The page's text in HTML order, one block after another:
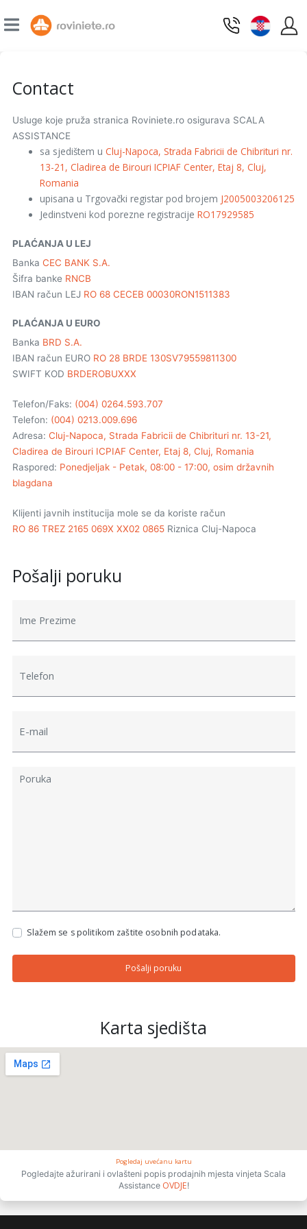
Contact
Usluge koje pruža stranica Roviniete.ro osigurava SCALA
ASSISTANCE
sa sjedištem u Cluj-Napoca, Strada Fabricii de Chibrituri nr.
13-21, Cladirea de Birouri ICPIAF Center, Etaj 8, Cluj,
Romania
upisana u Trgovački registar pod brojem J2005003206125
Jedinstveni kod porezne registracije RO17929585
PLAĆANJA U LEJ
Banka CEC BANK S.A.
Šifra banke RNCB
IBAN račun LEJ RO 68 CECEB 00030RON1511383
PLAĆANJA U EURO
Banka BRD S.A.
IBAN račun EURO RO 28 BRDE 130SV79559811300
SWIFT KOD BRDEROBUXXX
Telefon/Faks: (004) 0264.593.707
Telefon: (004) 0213.009.696
Adresa: Cluj-Napoca, Strada Fabricii de Chibrituri nr. 13-21,
Cladirea de Birouri ICPIAF Center, Etaj 8, Cluj, Romania
Raspored: Ponedjeljak - Petak, 08:00 - 17:00, osim državnih
blagdana
Klijenti javnih institucija mole se da koriste račun
RO 86 TREZ 2165 069X XX02 0865Riznica Cluj-Napoca
Pošalji poruku
Slažem se s politikom zaštite osobnih podataka.
Pošalji poruku
Karta sjedišta
Pogledaj uvećanu kartu
Pogledajte ažurirani i ovlašteni popis prodajnih mjesta vinjeta Scala
Assistance OVDJE!